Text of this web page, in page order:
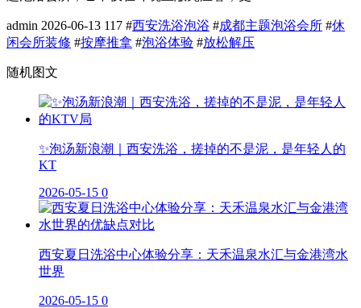
admin 2026-06-13 117 #西安洗浴泡浴 #成都主题泡浴会所 #休
闲会所装修 #按摩推拿 #泡浴体验 #放松解压
随机图文
✨泡汤新浪潮｜西安洗浴，搓掉的不是泥，是年轻人的
KT
2026-05-15 0
西安夏日洗浴中心体验分享：天禾温泉水汇与金港湾水
世界
2026-05-15 0